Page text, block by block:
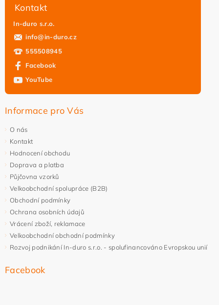
Kontakt
In-duro s.r.o.
info@in-duro.cz
555508945
Facebook
YouTube
Informace pro Vás
O nás
Kontakt
Hodnocení obchodu
Doprava a platba
Půjčovna vzorků
Velkoobchodní spolupráce (B2B)
Obchodní podmínky
Ochrana osobních údajů
Vrácení zboží, reklamace
Velkoobchodní obchodní podmínky
Rozvoj podnikání In-duro s.r.o. - spolufinancováno Evropskou unií
Facebook